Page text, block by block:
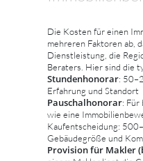
Die Kosten für einen
mehreren Faktoren ab,
Dienstleistung, die
Beraters. Hier sind die
Stundenhonorar:
Erfahrung und Standort
Pauschalhonorar:
wie eine
Kaufentscheidung:
Gebäudegröße und
Provision für Makler